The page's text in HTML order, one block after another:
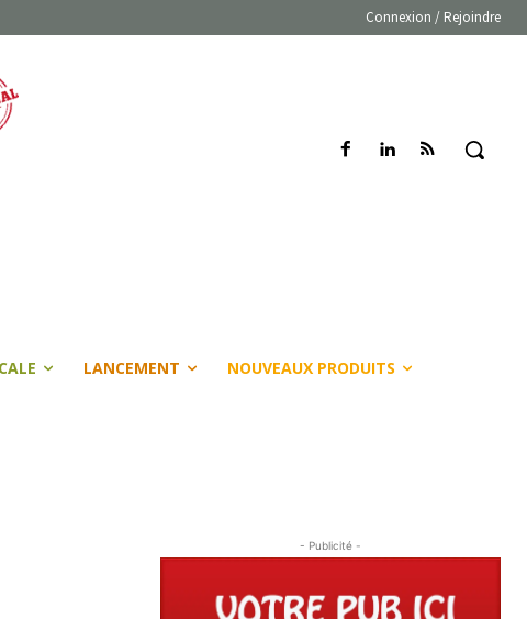
Connexion / Rejoindre
LANCEMENT NOUVEAUX PRODUITS
- Publicité -